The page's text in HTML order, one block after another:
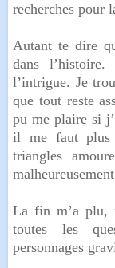
recherches pour
Autant te dire
dans
l’intrigue. Je
que tout reste
pu me plaire si
il me faut plus
triangles
La fin m’a plu,
toutes les
personnages